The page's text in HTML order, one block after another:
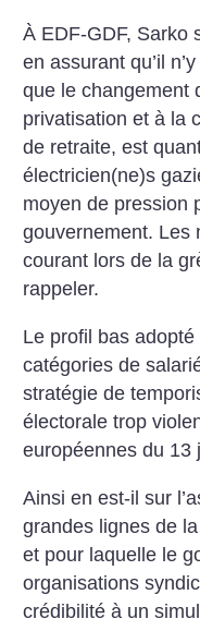
À EDF-GDF, Sarko
en assurant qu’il
que le changement
privatisation et à la
de retraite, est
électricien(ne)s
moyen de pression
gouvernement. Les
courant lors de la
rappeler.
Le profil bas
catégories de
stratégie de
électorale trop
européennes du 13
Ainsi en est-il sur
grandes lignes de
et pour laquelle le
organisations
crédibilité à un